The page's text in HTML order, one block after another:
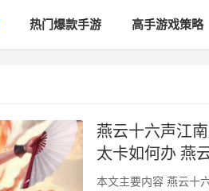
热门爆款手游 高手游戏策略
燕云十六声江
太卡如何办 燕
本文主要内容 燕云十六声江南版本新更新汇总 海外玩燕云十六声登录不上游玩太卡怎么办 1.